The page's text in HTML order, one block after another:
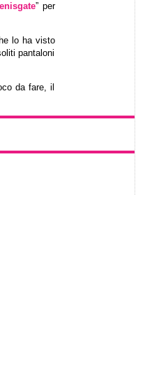
” per
lo ha visto
pantaloni
da fare, il